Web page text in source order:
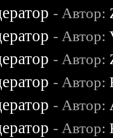
- Автор:
- Автор:
- Автор:
- Автор:
- Автор:
- Автор: